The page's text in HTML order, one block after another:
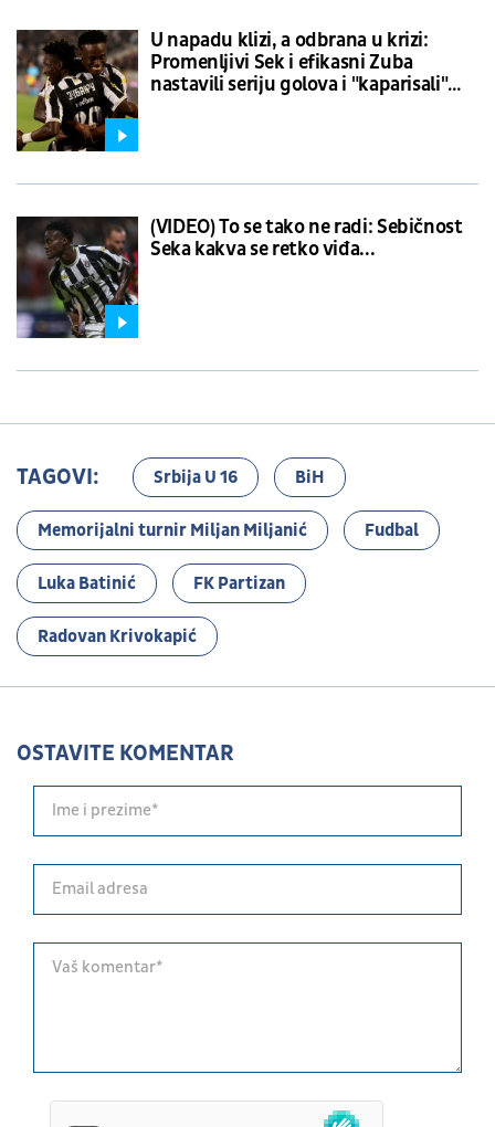
U napadu klizi, a odbrana u krizi:
Promenljivi Sek i efikasni Zuba
nastavili seriju golova i "kaparisali"
(VIDEO) To se tako ne radi: Sebičnost
Seka kakva se retko viđa...
TAGOVI: Srbija U 16 BiH
Memorijalni turnir Miljan Miljanić Fudbal
Luka Batinić FK Partizan
Radovan Krivokapić
OSTAVITE KOMENTAR